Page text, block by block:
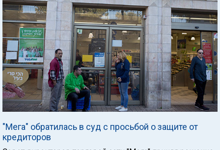
"Мега" обратилась в суд с просьбой о защите от
кредиторов